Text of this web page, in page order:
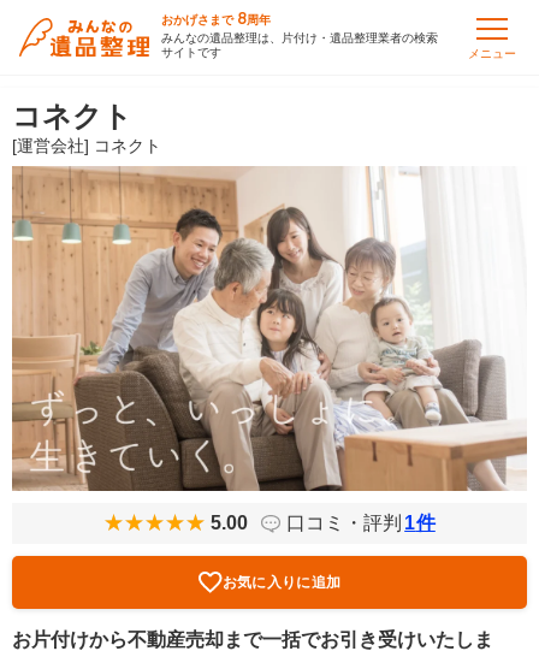
おかげさまで 8周年
みんなの遺品整理は、片付け・遺品整理業者の検索
サイトです
メニュー
コネクト
[運営会社] コネクト
5.00 口コミ・評判 1件
お気に入りに追加
お片付けから不動産売却まで一括でお引き受けいたしま